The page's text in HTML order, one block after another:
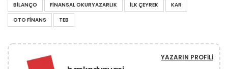
BILANÇO
FINANSAL OKURYAZARLIK ILK ÇEYREK
KAR
OTO FINANS
TEB
YAZARIN PROFILI